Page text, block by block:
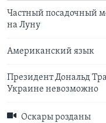
Частный посадочный
на Луну
Американский язык
Президент Дональд
Украине невозможно
Оскары розданы